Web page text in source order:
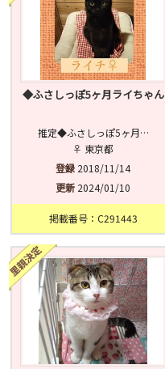
◆ふさしっぽ5ヶ月ライちゃん
推定◆ふさしっぽ5ヶ月…
♀ 東京都
登録 2018/11/14
更新 2024/01/10
掲載番号：C291443